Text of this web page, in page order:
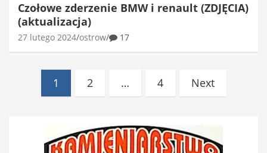
Czołowe zderzenie BMW i renault (ZDJĘCIA)
(aktualizacja)
27 lutego 2024 ostrow 17
Stronicowanie
wpisów
1 2 … 4 Next